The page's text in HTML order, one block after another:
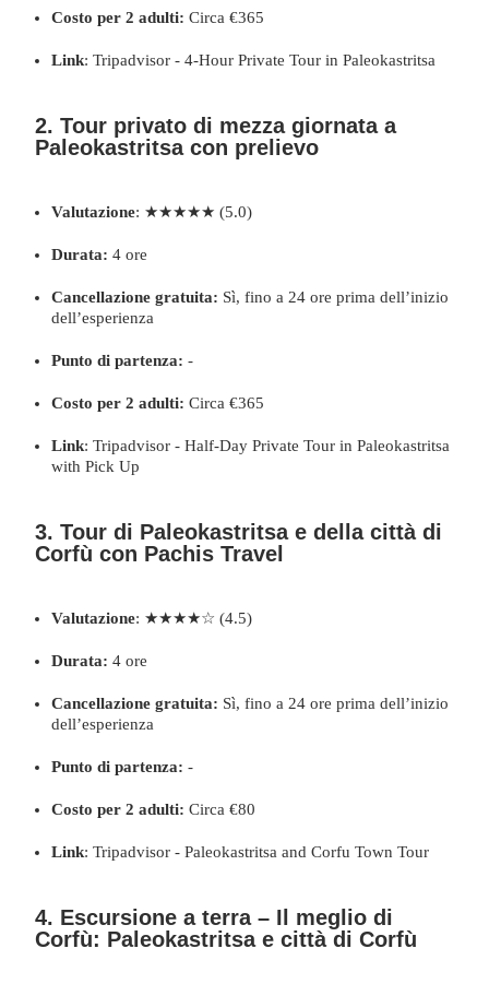
Costo per 2 adulti: Circa €365
Link:Tripadvisor - 4-Hour Private Tour in Paleokastritsa
2. Tour privato di mezza giornata a
Paleokastritsa con prelievo
Valutazione: ★★★★★ (5.0)
Durata: 4 ore
Cancellazione gratuita: Sì, fino a 24 ore prima dell’inizio
dell’esperienza
Punto di partenza: -
Costo per 2 adulti: Circa €365
Link:Tripadvisor - Half-Day Private Tour in Paleokastritsa
with Pick Up
3. Tour di Paleokastritsa e della città di
Corfù con Pachis Travel
Valutazione: ★★★★☆ (4.5)
Durata: 4 ore
Cancellazione gratuita: Sì, fino a 24 ore prima dell’inizio
dell’esperienza
Punto di partenza: -
Costo per 2 adulti: Circa €80
Link:Tripadvisor - Paleokastritsa and Corfu Town Tour
4. Escursione a terra – Il meglio di
Corfù: Paleokastritsa e città di Corfù